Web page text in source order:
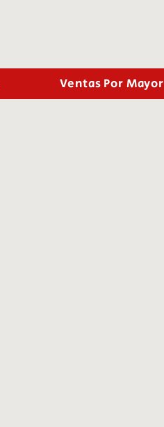
Ventas Por Mayor